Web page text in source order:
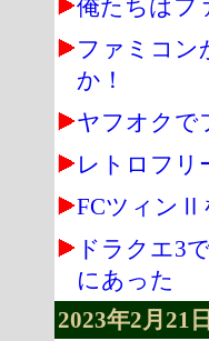
俺たちはフ
ファミコン
か！
ヤフオクで
レトロフリ
FCツィンⅡ
ドラクエ3
にあった
2023年2月21日